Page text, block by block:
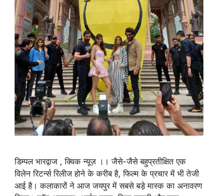
डिम्पल भारद्वाज , क्विक न्यूज़ ।। जैसे-जैसे बहुप्रतीक्षित एक
विलेन रिटर्न्स रिलीज होने के करीब है, फिल्म के प्रचार में भी तेजी
आई है। कलाकारों ने आज जयपुर में सबसे बड़े मास्क का अनावरण